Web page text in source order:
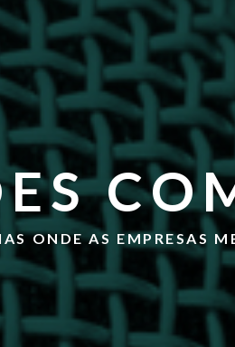
ONDE AS EMPRESAS